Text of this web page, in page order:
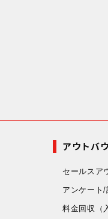
アウトバ
セールスア
アンケート/
料金回収 （